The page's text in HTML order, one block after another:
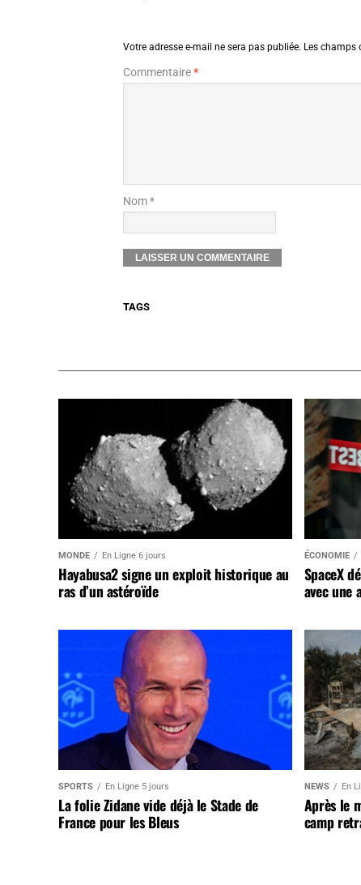
Votre adresse e-mail ne sera pas publiée. Les champs
Commentaire*
Nom *
TAGS
MONDE En Ligne 6 jours
Hayabusa2 signe un exploit historique au
ras d’un astéroïde
ÉCONOMIE
SpaceX
avec une
SPORTS En Ligne 5 jours
La folie Zidane vide déjà le Stade de
France pour les Bleus
NEWS En
Après le
camp